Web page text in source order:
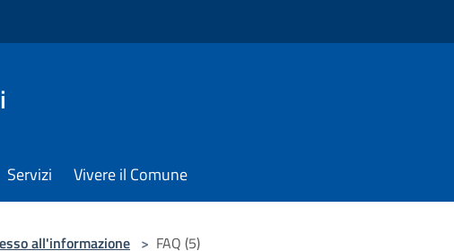
Servizi Vivere il Comune
all'informazione > FAQ (5)